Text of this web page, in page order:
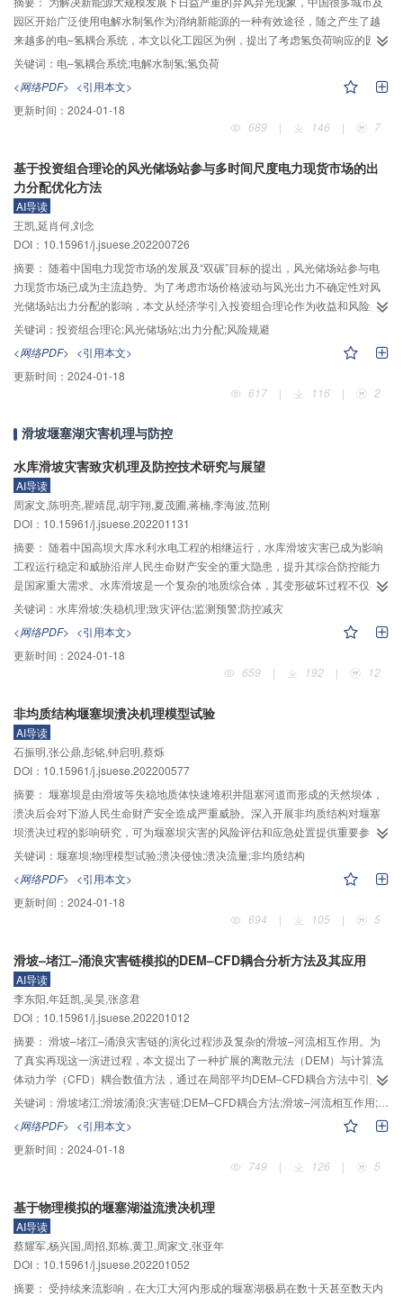
韧性提供了一种有效与实用的方法，为未来减小极端灾害对系统造成的影响的
方案提供了一定参考。
园区开始广泛使用电解水制氢作为消纳新能源的一种有效途径，随之产生了越
来越多的电–氢耦合系统，本文以化工园区为例，提出了考虑氢负荷响应的园区
级电–氢耦合系统协同优化调度方法。首先，以实际绿氢绿氨工业园区为基础，
提出了典型园区级电–氢耦合系统架构，并从系统的源–网–荷–储各角度建立了
包括煤制氢、电解水制氢、储氢罐、氢制氨、氢燃料发电机与输氢管网的化工
园区电–氢耦合系统模型。其次，以实现园区整体效益最大为目标，并在目标函
数中加入弃风弃光惩罚项，同时考虑氢负荷的需求侧响应，使氢制氨作为园区
证本文所提出优化调度方法的经济性及优越性，对比分析了3种不同运行场景下
的优化调度结果。结果表明，电解槽与氢燃料发电机通过跟踪园区内的电源与
电负荷的变化情况，实时调整自身出力功率，在保证园区电量平衡的前提下减
少与外界的电力交易，减少园区购电成本与弃风弃光，同时，考虑氢制氨的需
求侧响应可以在保证经济效益的前提下，进一步减少弃风弃光、降低园区整体
运行成本。
关键词： 电–氢耦合系统;电解水制氢;氢负荷
<网络PDF> <引用本文>
更新时间： 2024-01-18
689
| 146 | 7
基于投资组合理论的风光储场站参与多时间尺度电力现货市场的出
力分配优化方法
AI导读
王凯,延肖何,刘念
DOI：10.15961/j.jsuese.202200726
摘要： 随着中国电力现货市场的发展及“双碳”目标的提出，风光储场站参与电
力现货市场已成为主流趋势。为了考虑市场价格波动与风光出力不确定性对风
光储场站出力分配的影响，本文从经济学引入投资组合理论作为收益和风险的
权衡工具，提出了风光储场站参与日前、日内、实时市场的出力分配方法，使
风光储场站获得最大化收益的同时承担最小的风险。首先，考虑风光出力不确
定性，基于日前、日内、实时市场的电价构建了多时间尺度的收益模型。然
后，采用历史电价数据的方差与协方差来描述市场风险及其相关性，考虑风光
储场站内部能量的协同调控，构建了以场站的收益最大、风险最小为目标函数
了风光储场站参与电力现货市场的最优出力分配。对市场风险、场站最优出力
分配、风险规避指数灵敏度与计算效率进行算例分析。结果表明：市场电价与
风险之间存在着较强的相关性；使用本文方法后的场站收益比参与单一市场可
以提高13.3%，风险可以降低84.1%；随着风险规避程度的增加，场站会降低高
风险市场的参与度；本文算法具有较高的计算效率。因此，通过本文的优化方
法，风光储场站可以根据不同市场的风险与预期收益有选择性地参与市场，并
按照自身风险规避程度实现收益的最大化与风险的最小化。
关键词： 投资组合理论;风光储场站;出力分配;风险规避
<网络PDF> <引用本文>
更新时间： 2024-01-18
617
| 116 | 2
滑坡堰塞湖灾害机理与防控
水库滑坡灾害致灾机理及防控技术研究与展望
AI导读
周家文,陈明亮,瞿靖昆,胡宇翔,夏茂圃,蒋楠,李海波,范刚
DOI：10.15961/j.jsuese.202201131
摘要： 随着中国高坝大库水利水电工程的相继运行，水库滑坡灾害已成为影响
工程运行稳定和威胁沿岸人民生命财产安全的重大隐患，提升其综合防控能力
是国家重大需求。水库滑坡是一个复杂的地质综合体，其变形破坏过程不仅与
滑坡所在区域的地质条件特性相关，更取决于诱发因素如降雨、库水位变动等
动态作用的影响，从开始孕育变形到最终失稳破坏一般需经历较长的历时，是
一个不断累积发展的过程，不仅涉及降雨入渗与库水影响的时空叠加作用，更
涉及多因素耦合下的渐进破坏机制，其致灾机理与防控难度极高。本文结合大
量现场调查、室内外试验和数值模拟，总结了库区地质、水文等条件对于滑坡
下水库滑坡的累积灾变失稳机理；建立了离散元模型与流体力学模型（DEM–
SPH）耦合的滑坡–涌浪模拟技术，能够较好地揭示高速滑坡体入河与水流的强
碰撞及涌浪的非线性传播过程，可为滑坡致灾影响范围及应急避险方案制定提
供科学依据；构建了无人机–3维激光扫描空地数据融合的大范围水库滑坡3维变
形演化监测技术，并归纳总结了水库滑坡的综合治理技术。此外，针对多因素
驱动下水库滑坡复杂致灾机理及防控技术方面的研究不足和局限性，展望了水
库滑坡在灾变累积失稳与稳定评价、多源融合监测与智能预警、滑坡–涌浪流固
耦合模拟与致灾影响评估、生态措施–支护结构联合治理技术方面的未来发展方
关键词： 水库滑坡;失稳机理;致灾评估;监测预警;防控减灾
<网络PDF> <引用本文>
更新时间： 2024-01-18
659
| 192 | 12
非均质结构堰塞坝溃决机理模型试验
AI导读
石振明,张公鼎,彭铭,钟启明,蔡烁
DOI：10.15961/j.jsuese.202200577
摘要： 堰塞坝是由滑坡等失稳地质体快速堆积并阻塞河道而形成的天然坝体，
溃决后会对下游人民生命财产安全造成严重威胁。深入开展非均质结构对堰塞
坝溃决过程的影响研究，可为堰塞坝灾害的风险评估和应急处置提供重要参
考。依托自主研发的水槽试验装置，通过开展不同结构类型堰塞坝的溃决模型
试验，分析了均质、竖向非均质和水平非均质结构对坝体溃决的影响。研究发
现：1）堰塞坝侵蚀过程受局部区域材料性质影响严重。2）均质坝中，随着中
值粒径增大，材料抗侵蚀能力增强，溃决特征先由层状冲刷变为陡坎侵蚀，再
变为多级陡坎侵蚀，峰值流量逐渐减小，峰现时间逐渐推迟。3）竖向非均质坝
溃口发展阶段的溃口下切速率；底部材料主要影响下游坡脚稳定性和残留坝体
形态。受溃口加速下切和溃决流量增加彼此间相互叠加影响作用，中部及底部
材料分布对峰值流量的影响最为显著。4）水平非均质坝中，坝体内部4个区域
对溃口发展的影响不同。过流侧上方材料影响溃决前期的溃口下切速率；过流
侧下方、对岸侧上方材料分别影响溃决中后期的溃口下切、展宽速率；对岸侧
下方材料对溃口发展影响最小。泄流槽设计时，应考虑非均质结构的影响，基
于坝体结构特征采用工程措施限制溃口深切、促进溃口展宽，以降低峰值流
量。
关键词： 堰塞坝;物理模型试验;溃决侵蚀;溃决流量;非均质结构
<网络PDF> <引用本文>
更新时间： 2024-01-18
694
| 105 | 5
滑坡–堵江–涌浪灾害链模拟的DEM–CFD耦合分析方法及其应用
AI导读
李东阳,年廷凯,吴昊,张彦君
DOI：10.15961/j.jsuese.202201012
摘要： 滑坡–堵江–涌浪灾害链的演化过程涉及复杂的滑坡–河流相互作用。为
了真实再现这一演进过程，本文提出了一种扩展的离散元法（DEM）与计算流
体动力学（CFD）耦合数值方法，通过在局部平均DEM–CFD耦合方法中引入
流体体积法（VOF）建立了一套能够描述河流自由水面演化的扩展DEM–CFD
耦合数值框架，实现了对滑坡涌浪形成及传播过程的追踪；并提出了一种新的
局部孔隙率计算方法即虚拟球模型，来克服网格颗粒临界尺寸比的限制，从而
实现复杂地形建模要求；进一步通过多个典型算例验证其准确性和有效性。在
此基础上，开展了滑坡–堵江–涌浪灾害链演化模拟，并应用至白格滑坡坝形成
提出的方法能够准确模拟滑坡–河流相互作用；滑坡–河流–河谷地形的耦合作用
驱动了灾害演化，滑坡体驱动了涌浪的传播，而河流则增加了滑坡体的动能耗
散，且对其沉积过程在河流流向上产生相反影响；模拟得到的白格滑坡运移路
径、沉积形态及涌浪侵蚀面积与实地调查结果吻合度较高，成功再现了2018年
10月11日白格滑坡堵江事件。本文所提出的扩展DEM–CFD耦合数值方法为深
关键词： 滑坡堵江;滑坡涌浪;灾害链;DEM–CFD耦合方法;滑坡–河流相互作用;白格滑坡
<网络PDF> <引用本文>
更新时间： 2024-01-18
749
| 126 | 5
基于物理模拟的堰塞湖溢流溃决机理
AI导读
蔡耀军,杨兴国,周招,郑栋,黄卫,周家文,张亚年
DOI：10.15961/j.jsuese.202201052
摘要： 受持续来流影响，在大江大河内形成的堰塞湖极易在数十天甚至数天内